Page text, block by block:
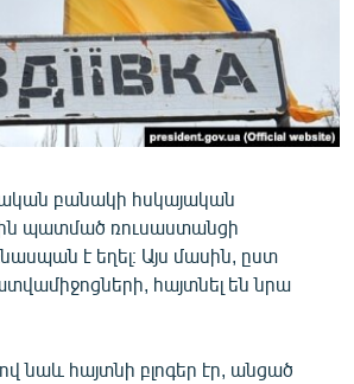
բանակի հսկայական
պատմած ռուսաստանցի
է եղել։ Այս մասին, ըստ
հայտնել են նրա
նաև հայտնի բլոգեր էր, անցած